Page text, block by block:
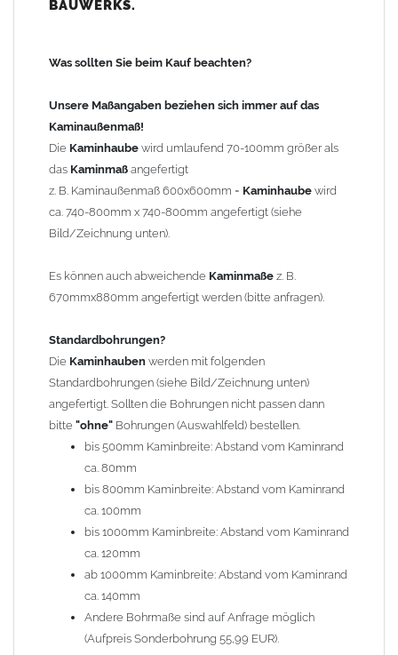
100mm
120mm
140mm
Andere Bohrmaße sind auf Anfrage möglich (Aufpreis
Sonderbohrung 55,99 EUR).
Befestigung/Stützen
Kaminhaubewird inkl. EdelstahlBefestigungsmaterial
geliefert. Die Standardflachstützen sind aus
beträgt ca. 25cm bis 30cm. DieKaminhaubekann mit längeren
Stützen bis Höhe 450mm geliefert werden (Aufpreis 42,89 EUR).
Kaminkopfabdeckung
Kaminhaubewirdohne Kaminkopfabdeckung
Kaminkopfabdeckungenfinden Sie unter "Kaminabdeckung
Es stehen insgesamt 20 verschiedene Typen zur Auswahl. Bitte
Auswahlfeldangeben.
Standardhauben siehe Auswahlfeld: 01 Haus,03 Welle
(unser Topseller)
Laube, 13 Schwalbe, 14 Sattel Welle, 15 Welle 90° gedreht,
17 Dach, 18 Plafond 2, 19 S-Line, 20 Pult
Typ 07 (Welle hoch) und 08 (Doppel Welle) haben einen
Aufpreis von 20% (bitte anfragen - Bestellung nicht über
Shop möglich).
Die Typen 02 (Bogen), 06 (Krempe), 09 (Pagode), 10
BAUWERKS.
Was sollten Sie beim Kauf beachten?
Unsere Maßangaben beziehen sich immer auf das
Kaminaußenmaß!
Die Kaminhaube wird umlaufend 70-100mm größer als
das Kaminmaß angefertigt
z. B. Kaminaußenmaß 600x600mm = Kaminhaube wird
ca. 740-800mm x 740-800mm angefertigt (siehe
Bild/Zeichnung unten).
Es können auch abweichende Kaminmaße z. B.
670mmx880mm angefertigt werden (bitte anfragen).
Standardbohrungen?
Die Kaminhauben werden mit folgenden
Standardbohrungen (siehe Bild/Zeichnung unten)
angefertigt. Sollten die Bohrungen nicht passen dann
bitte "ohne" Bohrungen (Auswahlfeld) bestellen.
bis 500mm Kaminbreite: Abstand vom Kaminrand
ca. 80mm
bis 800mm Kaminbreite: Abstand vom Kaminrand
ca. 100mm
bis 1000mm Kaminbreite: Abstand vom Kaminrand
ca. 120mm
ab 1000mm Kaminbreite: Abstand vom Kaminrand
ca. 140mm
Andere Bohrmaße sind auf Anfrage möglich
(Aufpreis Sonderbohrung 55,99 EUR).